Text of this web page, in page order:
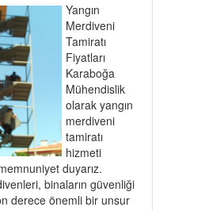
Yangın
Merdiveni
Tamiratı
Fiyatları
Karaboğa
Mühendislik
olarak yangın
merdiveni
tamiratı
hizmeti
duyarız.
binaların güvenliği
derece önemli bir unsur